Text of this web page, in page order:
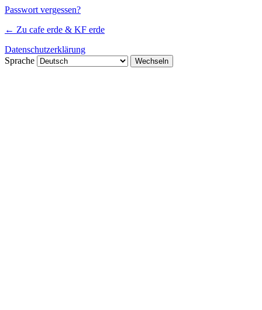
Passwort vergessen?
← Zu cafe erde & KF erde
Datenschutzerklärung
Sprache